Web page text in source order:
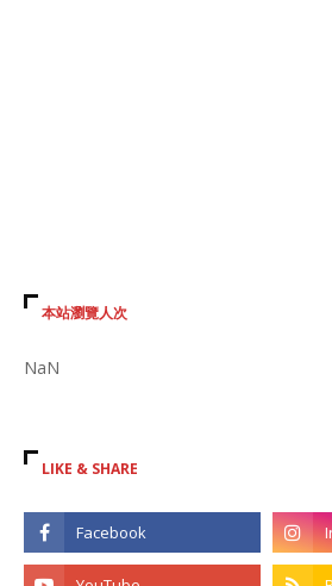
本站瀏覽人次
NaN
LIKE & SHARE